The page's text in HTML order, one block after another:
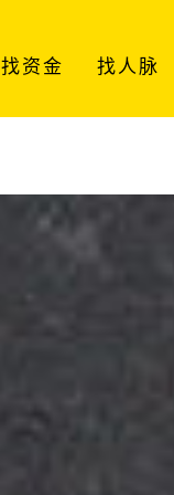
找资金 找人脉